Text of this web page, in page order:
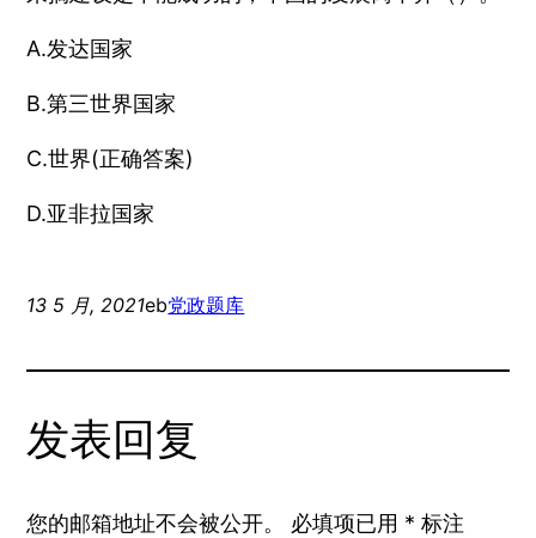
A.发达国家
B.第三世界国家
C.世界(正确答案)
D.亚非拉国家
13 5 月, 2021eb党政题库
发表回复
您的邮箱地址不会被公开。 必填项已用 * 标注